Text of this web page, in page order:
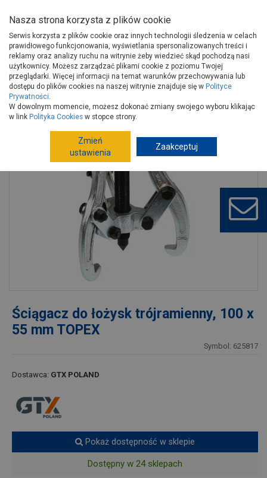
Strona główna Wokół domu
Motoryzacja
Artykuły motoryzacyjne
Narzędzia samochodowe
Ściągacz do łożysk trójramienny, 100 x 55 mm TOPEX
Ściągacz do łożysk trójramienny, 100 x
55 mm TOPEX
Symbol: 625817
Dostawca: GTX POLAND
Pokaż dostępność w sklepie
Dostępny w 24 sklepach
Nasza strona korzysta z plików cookie
Serwis korzysta z plików cookie oraz innych technologii śledzenia w celach
prawidłowego funkcjonowania, wyświetlania spersonalizowanych treści i
reklamy oraz analizy ruchu na witrynie żeby wiedzieć skąd pochodzą nasi
użytkownicy. Możesz zarządzać plikami cookie z poziomu Twojej
przeglądarki. Więcej informacji na temat warunków przechowywania lub
dostępu do plików cookies na naszej witrynie znajduje się w Polityce
Prywatności.
W dowolnym momencie, możesz dokonać zmiany swojego wyboru klikając
w link Polityka Cookies w stopce strony.
Zmień
ustawienia
Zaakceptuj